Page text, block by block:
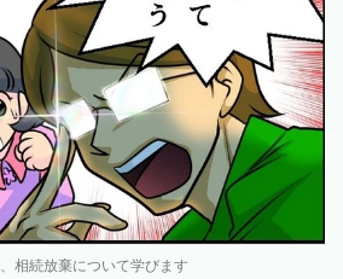
相続放棄について学びます